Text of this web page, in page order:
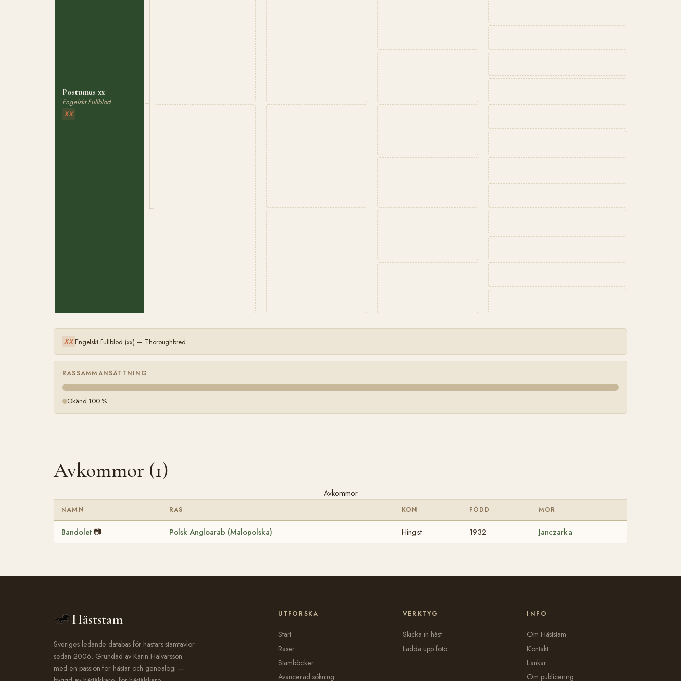
Postumus xx
Engelskt Fullblod
XX
XX Engelskt Fullblod (xx) — Thoroughbred
RASSAMMANSÄTTNING
Okänd 100 %
Avkommor (1)
Avkommor
NAMN RAS KÖN FÖDD MOR
Bandolet 📷 Polsk Angloarab (Malopolska) Hingst 1932 Janczarka
Häststam
Sveriges ledande databas för hästars stamtavlor
sedan 2006. Grundad av Karin Halvarsson
med en passion för hästar och genealogi —
UTFORSKA
Start
Raser
Stamböcker
Avancerad sökning
VERKTYG
Skicka in häst
Ladda upp foto
INFO
Om Häststam
Kontakt
Länkar
Om publicering